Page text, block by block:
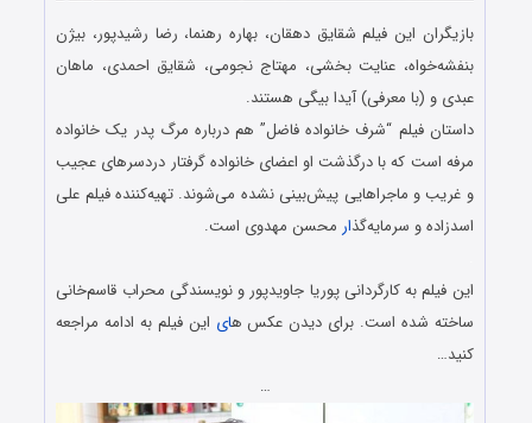
بازیگران این فیلم شقایق دهقان، بهاره رهنما، رضا رشیدپور، بیژن
بنفشه‌خواه، عنایت بخشی، مهتاج نجومی، شقایق احمدی، ماهان
عبدی و (با معرفی) آیدا بیگی هستند.
داستان فیلم “شرف خانواده فاضل” هم درباره مرگ پدر یک خانواده
مرفه است که با درگذشت او اعضای خانواده گرفتار دردسرهای عجیب
و غریب و ماجراهایی پیش‌بینی نشده می‌شوند. تهیه‌کننده فیلم علی
اسدزاده و سرمایه‌گذار محسن مهدوی است.
این فیلم به کارگردانی پوریا جاویدپور و نویسندگی محراب قاسم‌خانی
ساخته شده است. برای دیدن عکس های این فیلم به ادامه مراجعه
کنید…
…